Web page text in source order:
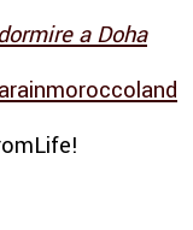
a Doha